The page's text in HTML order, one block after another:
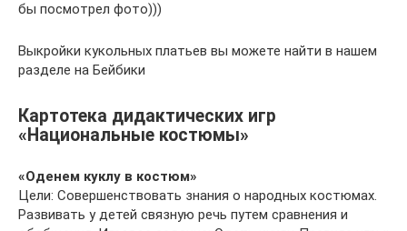
бы посмотрел фото)))
Выкройки кукольных платьев вы можете найти в нашем
разделе на Бейбики
Картотека дидактических игр
«Национальные костюмы»
«Оденем куклу в костюм»
Цели: Совершенствовать знания о народных костюмах.
Развивать у детей связную речь путем сравнения и